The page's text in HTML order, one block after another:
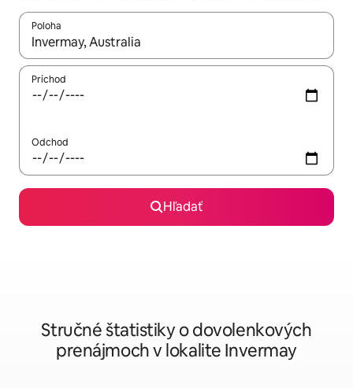
Poloha
Keď budú výsledky k dispozícii, môžete si ich prechádzať
Príchod
Odchod
Hľadať
Stručné štatistiky o dovolenkových
prenájmoch v lokalite Invermay